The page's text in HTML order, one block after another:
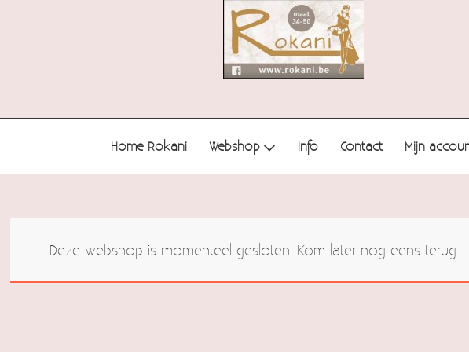
Home Rokani Webshop Info Contact Mijn
Deze webshop is momenteel gesloten. Kom later nog eens terug.